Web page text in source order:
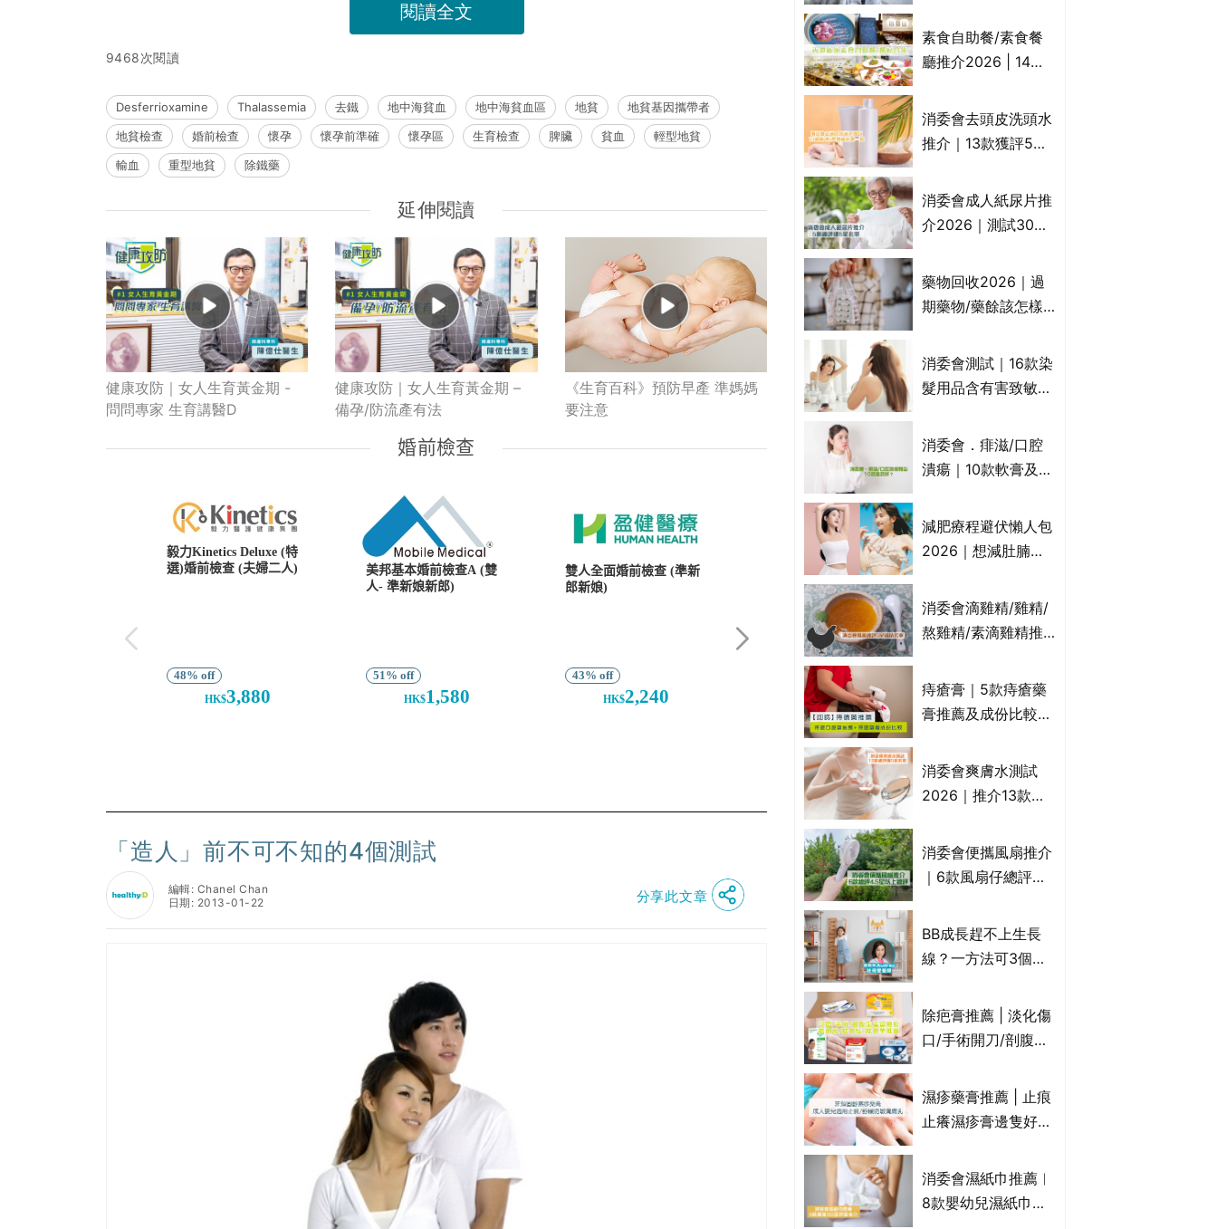
閱讀全文
9468次閱讀
Desferrioxamine Thalassemia 去鐵 地中海貧血 地中海貧血區 地貧
地貧基因攜帶者
地貧檢查
婚前檢查 懷孕 懷孕前準確 懷孕區 生育檢查 脾臟 貧血
輕型地貧
輸血
重型地貧 除鐵藥
延伸閱讀
健康攻防｜女人生育黃金期 -
問問專家 生育講醫D
健康攻防｜女人生育黃金期 –
備孕/防流產有法
《生育百科》預防早產 準媽媽
要注意
「造人」前不可不知的4個測試
編輯: Chanel Chan
日期: 2013-01-22
分享此文章
高危？RSV疫苗價錢
比較、打針後反應處
素食自助餐/素食餐
廳推介2026 | 14間
中式/印度/東南亞/港
式/Fusion素食齋菜
消委會去頭皮洗頭水
推介｜13款獲評5星
KLORANE、沙宣、
呂、LUX等上榜｜4
消委會成人紙尿片推
介2026｜測試30款
滲墊防漏表現/回滲/
化學物質檢測等｜5
藥物回收2026｜過
期藥物/藥餘該怎樣
地點一覽｜屈臣氏、
萬寧、首衛、綠領行
消委會測試｜16款染
髮用品含有害致敏物
介!50惠、Return回
本、Furnte、Rerise
消委會．痱滋/口腔
潰瘍｜10款軟膏及啫
屬處方藥物？有哪些
受關注成分？｜必知
減肥療程避伏懶人包
2026｜想減肚腩但
VS不良黑店5大手法
對比｜SLIMTONE減
消委會滴雞精/雞精/
熬雞精/素滴雞精推
款含致癌物 9款總評
達5星滿分名單 屈臣
痔瘡膏｜5款痔瘡藥
膏推薦及成份比較
有效紓緩痔瘡疼痛痕
癢｜附痔瘡成因及病
消委會爽膚水測試
2026｜推介13款總
Cetaphil、The
Ordinary、
消委會便攜風扇推介
｜6款風扇仔總評達
品 MUJI、
Francfranc、
BB成長趕不上生長
線？一方法可3個月
懂得把握1歲起「長
高黃金期」
除疤膏推薦 | 淡化傷
口/手術開刀/剖腹生
藥膏/除疤筆/除疤貼
比較（消委會教揀選
濕疹藥膏推薦 | 止痕
止癢濕疹膏邊隻好？
膏/濕疹膏 嬰兒BB濕
疹皮膚適用！紓緩防
消委會濕紙巾推薦︱
8款嬰幼兒濕紙巾獲